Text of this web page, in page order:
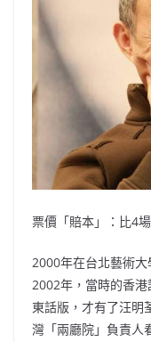
票價「賠本」：比4
2000年在台北藝術大
2002年，當時的香
東話版，才有了汪明
灣「兩廳院」負責人